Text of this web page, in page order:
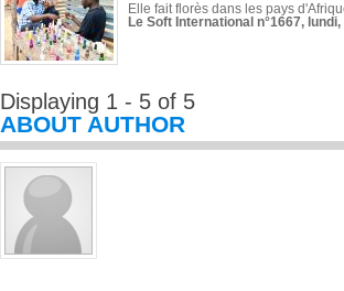
Elle fait florès dans les pays
Le Soft International n°1667,
Displaying 1 - 5 of 5
ABOUT AUTHOR